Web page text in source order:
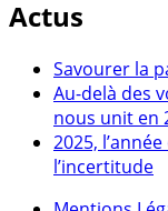
Actus
Savourer la
Au-delà des
nous unit en
2025,
l’incertitude